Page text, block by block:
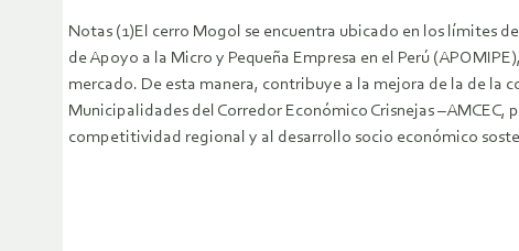
Notas (1)El cerro Mogol se encuentra ubicado en los límites
de Apoyo a la Micro y Pequeña Empresa en el Perú
mercado. De esta manera, contribuye a la mejora de la de la
Municipalidades del Corredor Económico Crisnejas
competitividad regional y al desarrollo socio económico